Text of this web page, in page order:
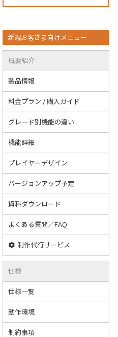
新規お客さま向けメニュー
概要紹介
製品情報
料金プラン / 購入ガイド
グレード別機能の違い
機能詳細
プレイヤーデザイン
バージョンアップ予定
資料ダウンロード
よくある質問／FAQ
制作代行サービス
仕様
仕様一覧
動作環境
制約事項